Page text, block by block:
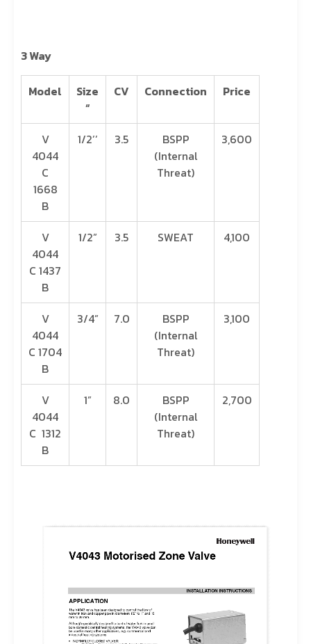
3 Way
Model
Size
“
CV Connection Price
V
4044
C
1668
B
1/2’’ 3.5
BSPP
(Internal
Threat)
3,600
V
4044
C 1437
B
1/2” 3.5 SWEAT 4,100
V
4044
C 1704
B
3/4” 7.0
BSPP
(Internal
Threat)
3,100
V
4044
C 1312
B
1” 8.0
BSPP
(Internal
Threat)
2,700